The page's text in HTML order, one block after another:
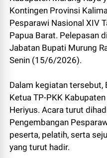
Kontingen Provinsi
Pesparawi Nasional XIV
Papua Barat. Pelepasan
Jabatan Bupati Murung
Senin (15/6/2026).
Dalam kegiatan
Ketua TP-PKK
Heriyus. Acara turut
Pengembangan
peserta, pelatih, serta
yang turut hadir.